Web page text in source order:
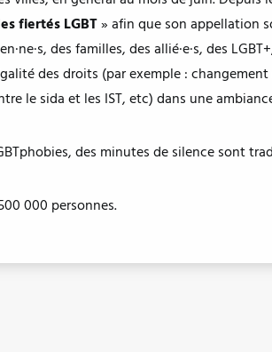
fiertés LGBT» afin que son appellation
des familles, des allié·e·s, des
des droits (par exemple :
le sida et les IST, etc) dans une
des minutes de silence sont
000 personnes.